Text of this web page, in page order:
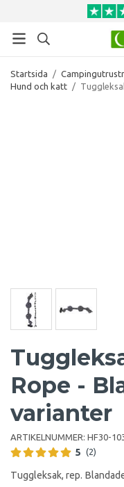
Startsida /
Hund och katt /
Rope -
varianter
ARTIKELNUMMER: HF30-
5 (2)
Tuggleksak, rep.